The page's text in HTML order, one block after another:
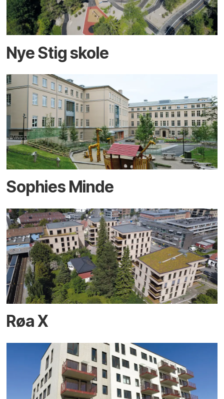
Nye Stig skole
Sophies Minde
Røa X